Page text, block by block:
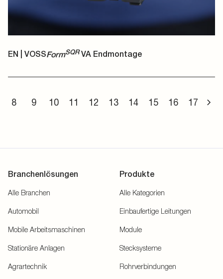
EN | VOSSFormSQRVA Endmontage
8 9 10 11 12 13 14 15 16 17
Branchenlösungen
Alle Branchen
Automobil
Mobile Arbeitsmaschinen
Stationäre Anlagen
Agrartechnik
Produkte
Alle Kategorien
Einbaufertige Leitungen
Module
Stecksysteme
Rohrverbindungen